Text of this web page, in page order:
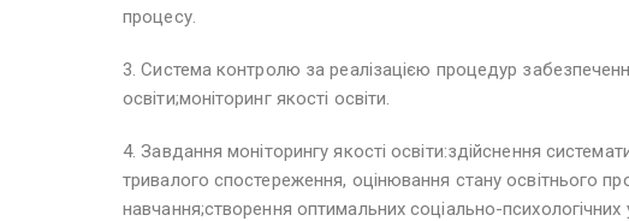
процесу.
3. Система контролю за реалізацією процедур
освіти;моніторинг якості освіти.
4. Завдання моніторингу якості освіти:здійснення
тривалого спостереження, оцінювання стану освітнього
навчання;створення оптимальних соціально-психологічних